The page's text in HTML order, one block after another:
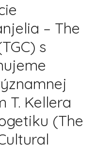
– The
s
T. Kellera
(The